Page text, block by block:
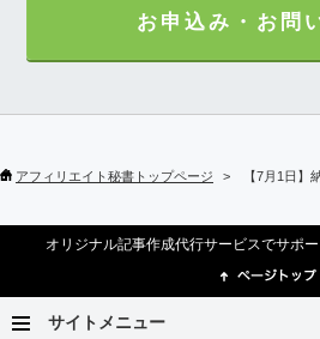
お申込み・お問
アフィリエイト秘書トップページ 【7月1日】
オリジナル記事作成代行サービスでサポ
サイトメニュー